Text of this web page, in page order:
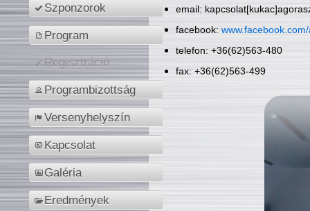
Szponzorok
Program
Regisztráció
Programbizottság
Versenyhelyszín
Kapcsolat
Galéria
Eredmények
email:
facebook:
telefon: +36(62)563-480
fax: +36(62)563-499